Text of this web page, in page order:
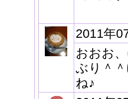
2011年
おおお
ぶり＾
ね♪